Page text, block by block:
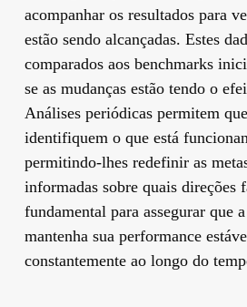
acompanhar os resultados para
estão sendo alcançadas. Estes
comparados aos benchmarks
se as mudanças estão tendo o
Análises periódicas permitem
identifiquem o que está
permitindo-lhes redefinir as
informadas sobre quais direções
fundamental para assegurar que
mantenha sua performance
constantemente ao longo do